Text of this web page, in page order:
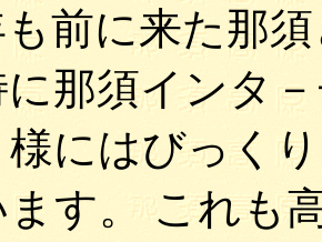
前に来た那
に那須インタ
にはびっく
す。 これも